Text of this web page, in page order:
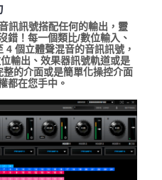
訊訊號搭配任何的輸出，靈
錯！每一個類比/數位輸入、
4 個立體聲混音的音訊訊號，
輸出、效果器訊號軌道或是
的介面或是簡單化操控介面
都在您手中。